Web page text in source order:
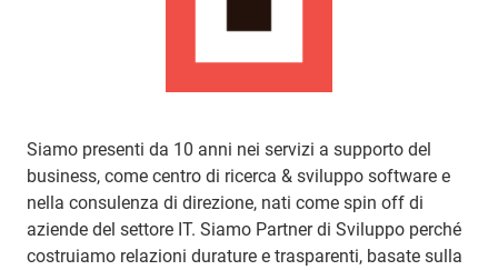
Siamo presenti da 10 anni nei servizi a supporto del
business, come centro di ricerca & sviluppo software e
nella consulenza di direzione, nati come spin off di
aziende del settore IT. Siamo Partner di Sviluppo perché
costruiamo relazioni durature e trasparenti, basate sulla